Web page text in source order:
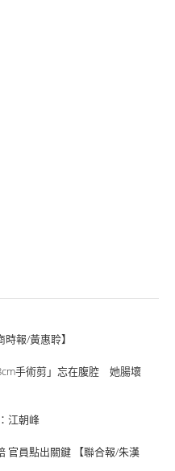
報/黃惠聆】
手術剪」忘在腹腔 她腸壞
江朝峰
官員點出關鍵 【聯合報/朱漢